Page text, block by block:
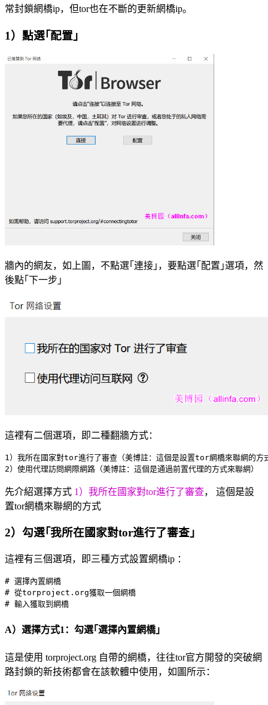
常封鎖網橋ip，但tor也在不斷的更新網橋ip。
1）點選｢配置｣
牆內的網友，如上圖，不點選｢連接｣，要點選｢配置｣選項，然
後點｢下一步｣
這裡有二個選項，即二種翻牆方式：
1）我所在國家對tor進行了審查（美博註：這個是設置tor網橋來聯網的方
先介紹選擇方式 1）我所在國家對tor進行了審查， 這個是設
置tor網橋來聯網的方式
2）勾選｢我所在國家對tor進行了審查｣
這裡有三個選項，即三種方式設置網橋ip ：
# 選擇內置網橋
# 從torproject.org獲取一個網橋
A）選擇方式1：勾選｢選擇內置網橋｣
這是使用 torproject.org 自帶的網橋，往往tor官方開發的突破網
路封鎖的新技術都會在該軟體中使用，如圖所示：